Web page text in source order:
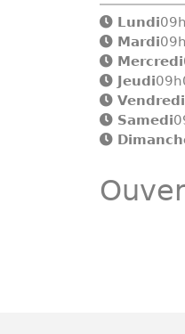
Lundi
Mardi
Mercredi
Jeudi
Vendredi
Samedi